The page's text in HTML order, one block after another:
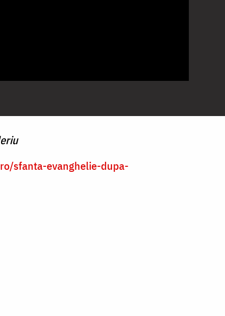
sfanta-evanghelie-dupa-